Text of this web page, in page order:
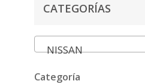
CATEGORÍAS
NISSAN
Categoría